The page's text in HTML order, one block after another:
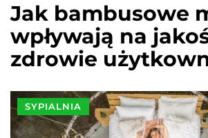
Jak bambusowe
wpływają na
zdrowie
SYPIALNIA